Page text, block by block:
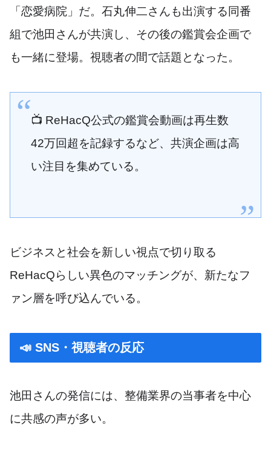
「恋愛病院」だ。石丸伸二さんも出演する同番
組で池田さんが共演し、その後の鑑賞会企画で
も一緒に登場。視聴者の間で話題となった。
📺 ReHacQ公式の鑑賞会動画は再生数
42万回超を記録するなど、共演企画は高
い注目を集めている。
ビジネスと社会を新しい視点で切り取る
ReHacQらしい異色のマッチングが、新たなフ
ァン層を呼び込んでいる。
📣 SNS・視聴者の反応
池田さんの発信には、整備業界の当事者を中心
に共感の声が多い。